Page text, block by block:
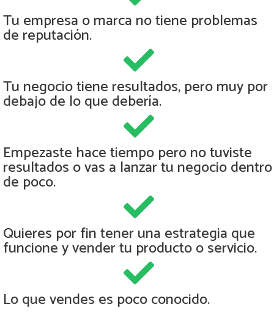
Tu empresa o marca no tiene problemas
de reputación.
Tu negocio tiene resultados, pero muy por
debajo de lo que debería.
Empezaste hace tiempo pero no tuviste
resultados o vas a lanzar tu negocio dentro
de poco.
Quieres por fin tener una estrategia que
funcione y vender tu producto o servicio.
Lo que vendes es poco conocido.